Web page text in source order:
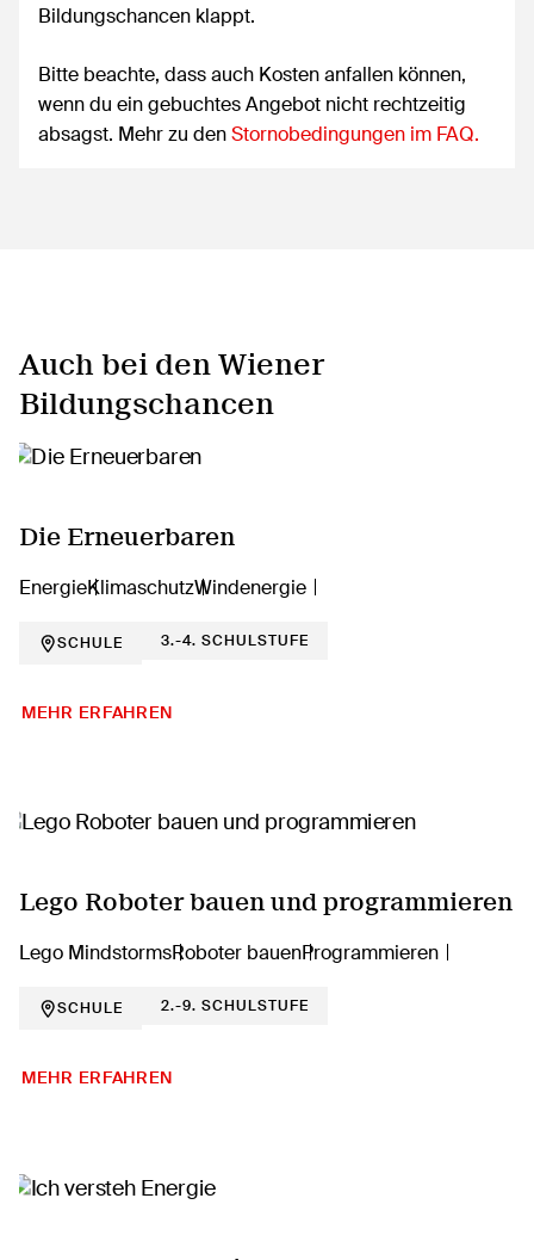
Bildungschancen klappt.
Bitte beachte, dass auch Kosten anfallen können,
wenn du ein gebuchtes Angebot nicht rechtzeitig
absagst. Mehr zu denStornobedingungen im FAQ.
Auch bei den Wiener
Bildungschancen
Die Erneuerbaren
EnergieKlimaschutzWindenergie
SCHULE 3.-4. SCHULSTUFE
MEHR ERFAHREN
Lego Roboter bauen und programmieren
Lego MindstormsRoboter bauenProgrammieren
SCHULE 2.-9. SCHULSTUFE
MEHR ERFAHREN